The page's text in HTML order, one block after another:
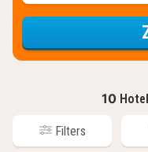
10
Filters